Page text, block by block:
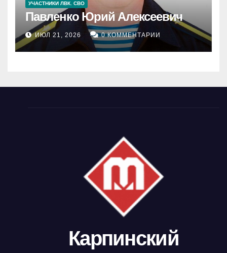
УЧАСТНИКИ ЛВК. СВО
Павленко Юрий Алексеевич
ИЮЛ 21, 2026 0 КОММЕНТАРИИ
Карпинский